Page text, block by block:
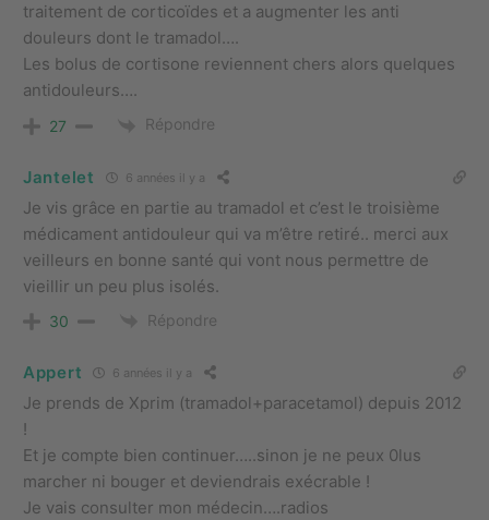
traitement de corticoïdes et a augmenter les anti
douleurs dont le tramadol….
Les bolus de cortisone reviennent chers alors quelques
antidouleurs….
27 Répondre
Jantelet 6 années il y a
Je vis grâce en partie au tramadol et c’est le troisième
médicament antidouleur qui va m’être retiré.. merci aux
veilleurs en bonne santé qui vont nous permettre de
vieillir un peu plus isolés.
30 Répondre
Appert 6 années il y a
Je prends de Xprim (tramadol+paracetamol) depuis 2012
!
Et je compte bien continuer…..sinon je ne peux 0lus
marcher ni bouger et deviendrais exécrable !
Je vais consulter mon médecin….radios